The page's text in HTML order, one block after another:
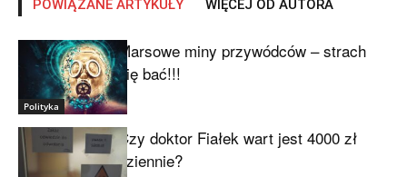
POWIĄZANE ARTYKUŁY WIĘCEJ OD AUTORA
Polityka
Marsowe miny przywódców – strach
się bać!!!
Czy doktor Fiałek wart jest 4000 zł
dziennie?